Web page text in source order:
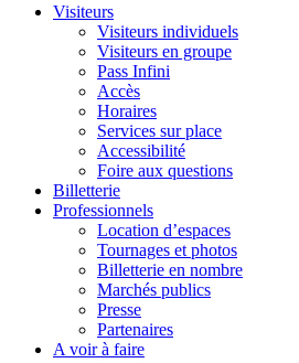
Visiteurs
Visiteurs individuels
Visiteurs en groupe
Pass Infini
Accès
Horaires
Services sur place
Accessibilité
Foire aux questions
Billetterie
Professionnels
Location d’espaces
Tournages et photos
Billetterie en nombre
Marchés publics
Presse
Partenaires
A voir à faire